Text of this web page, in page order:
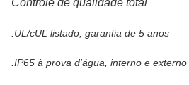
.UL/cUL listado, garantia de 5 anos
.IP65 à prova d'água, interno e externo